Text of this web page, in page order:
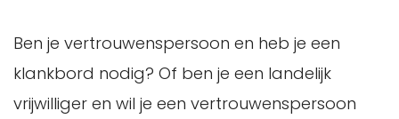
Ben je vertrouwenspersoon en heb je een
klankbord nodig? Of ben je een landelijk
vrijwilliger en wil je een vertrouwenspersoon